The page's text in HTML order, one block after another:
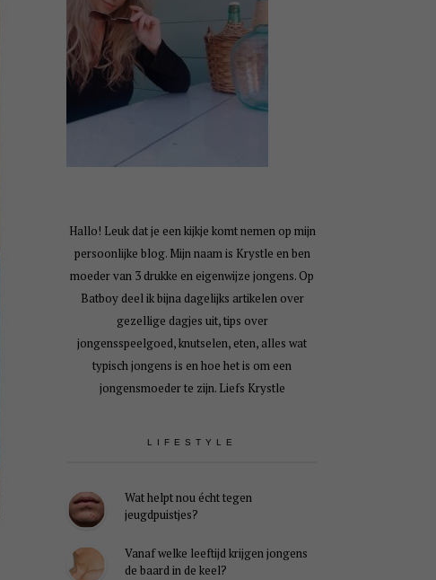
Hallo! Leuk dat je een kijkje komt nemen op mijn
persoonlijke blog. Mijn naam is Krystle en ben
moeder van 3 drukke en eigenwijze jongens. Op
Batboy deel ik bijna dagelijks artikelen over
gezellige dagjes uit, tips over
jongensspeelgoed, knutselen, eten, alles wat
typisch jongens is en hoe het is om een
jongensmoeder te zijn. Liefs Krystle
LIFESTYLE
Wat helpt nou écht tegen
jeugdpuistjes?
Vanaf welke leeftijd krijgen jongens
de baard in de keel?